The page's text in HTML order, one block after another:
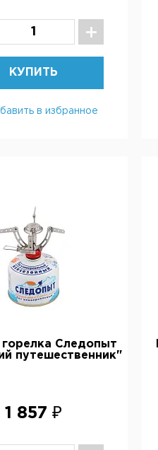
КУПИТЬ
в избранное
горелка Следопыт
путешественник"
1 857 ₽